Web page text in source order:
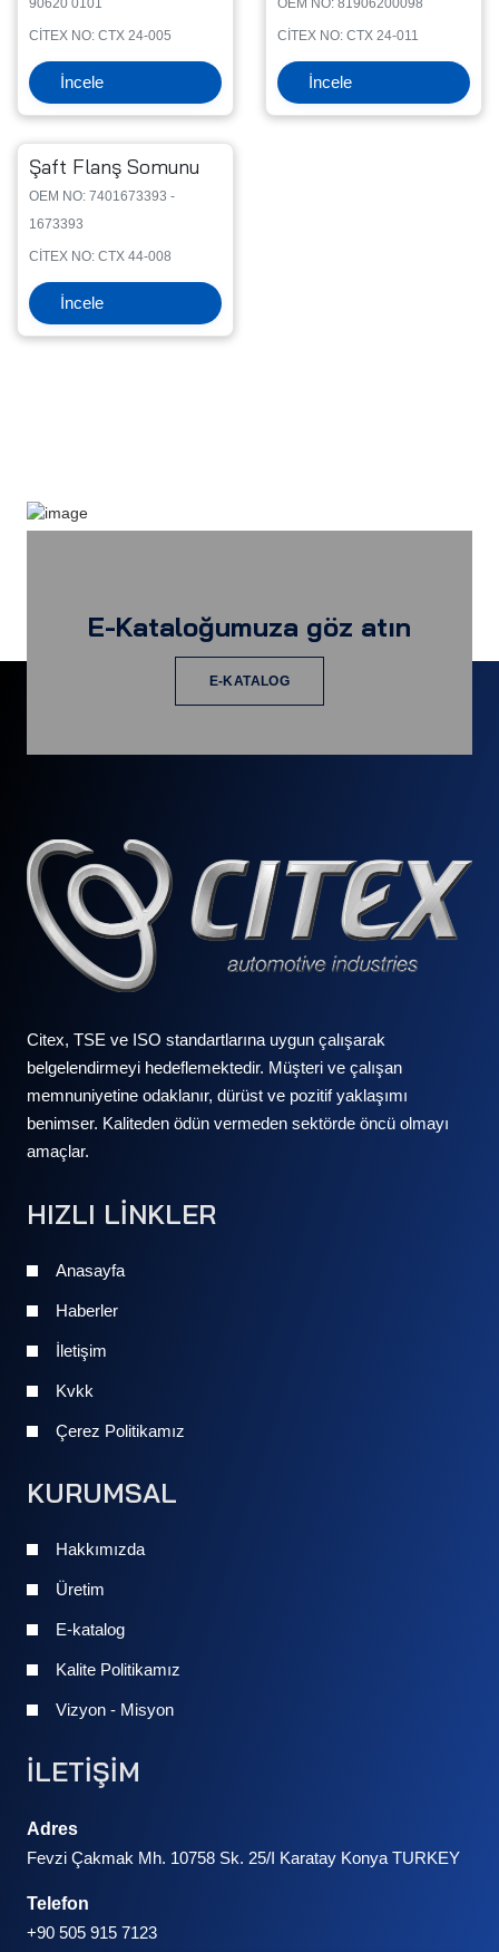
90620 0101
CİTEX NO: CTX 24-005
İncele
OEM NO: 81906200098
CİTEX NO: CTX 24-011
İncele
Şaft Flanş Somunu
OEM NO: 7401673393 -
1673393
CİTEX NO: CTX 44-008
İncele
E-Kataloğumuza göz atın
E-KATALOG
Citex, TSE ve ISO standartlarına uygun çalışarak
belgelendirmeyi hedeflemektedir. Müşteri ve çalışan
memnuniyetine odaklanır, dürüst ve pozitif yaklaşımı
benimser. Kaliteden ödün vermeden sektörde öncü olmayı
amaçlar.
HIZLI LİNKLER
Anasayfa
Haberler
İletişim
Kvkk
Çerez Politikamız
KURUMSAL
Hakkımızda
Üretim
E-katalog
Kalite Politikamız
Vizyon - Misyon
İLETİŞİM
Adres
Fevzi Çakmak Mh. 10758 Sk. 25/I Karatay Konya TURKEY
Telefon
+90 505 915 7123